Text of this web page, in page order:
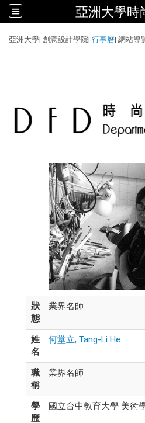
亞洲大學時
亞洲大學| 創意設計學院| 行事曆| 網站導
狀
態
業界名師
姓
名
何堂立, Tang-Li He
職
稱
業界名師
學
歷
國立台中教育大學 美術